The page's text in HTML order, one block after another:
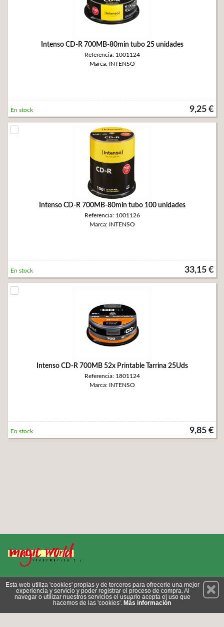
Intenso CD-R 700MB-80min tubo 25 unidades
Referencia: 1001124
Marca: INTENSO
9,25 €
En stock
Intenso CD-R 700MB-80min tubo 100 unidades
Referencia: 1001126
Marca: INTENSO
33,15 €
En stock
Intenso CD-R 700MB 52x Printable Tarrina 25Uds
Referencia: 1801124
Marca: INTENSO
9,85 €
En stock
Suscríbete
Esta web utiliza 'cookies' propias y de terceros para ofrecerle una mejor
experiencia y servicio y poder registrar el proceso de compra. Al
navegar o utilizar nuestros servicios el usuario acepta el uso que
hacemos de las 'cookies'. Más información